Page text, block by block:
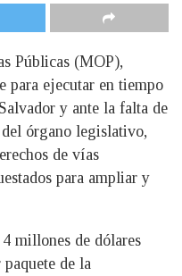
Públicas (MOP),
para ejecutar en tiempo
y ante la falta de
órgano legislativo,
de vías
para ampliar y
millones de dólares
de la